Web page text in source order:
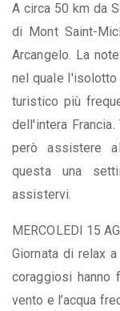
A circa 50 km da
di Mont Saint-
Arcangelo. La
nel quale
turistico più
dell'intera
però assistere
questa una
assistervi.
MERCOLEDI 15
Giornata di relax
coraggiosi hanno
vento e l’acqua